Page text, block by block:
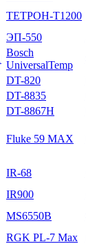
ТЕТРОН-Т1200
ЭП-550
Bosch
UniversalTemp
DT-820
DT-8835
DT-8867H
Fluke 59 MAX
IR-68
IR900
MS6550B
RGK PL-7 Max